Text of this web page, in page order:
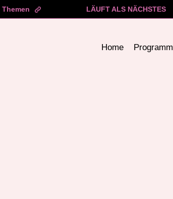
Themen LÄUFT ALS NÄCHSTES
Home Programm